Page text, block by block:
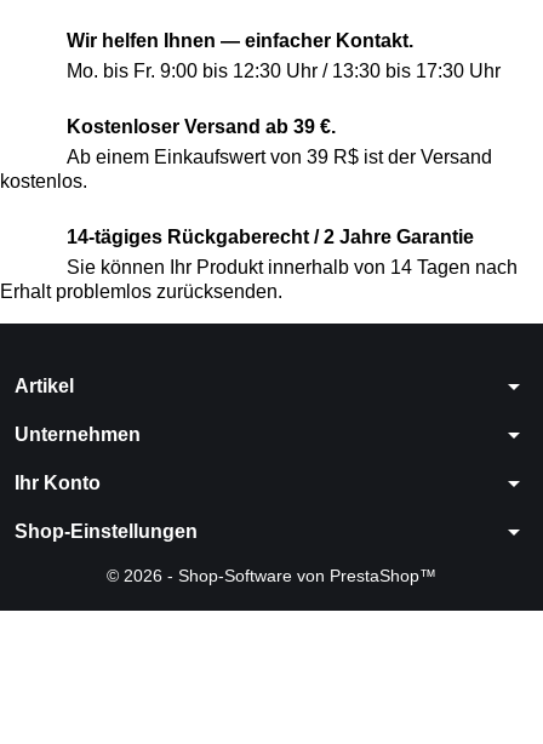
Wir helfen Ihnen — einfacher Kontakt.
Mo. bis Fr. 9:00 bis 12:30 Uhr / 13:30 bis 17:30 Uhr
Kostenloser Versand ab 39 €.
Ab einem Einkaufswert von 39 R$ ist der Versand
kostenlos.
14-tägiges Rückgaberecht / 2 Jahre Garantie
Sie können Ihr Produkt innerhalb von 14 Tagen nach
Erhalt problemlos zurücksenden.
Artikel arrow_drop_down
Unternehmen arrow_drop_down
Ihr Konto arrow_drop_down
Shop-Einstellungen arrow_drop_down
© 2026 - Shop-Software von PrestaShop™